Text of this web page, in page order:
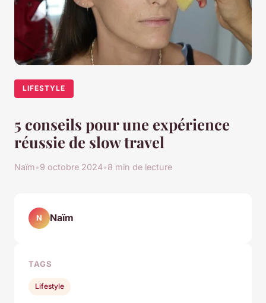
LIFESTYLE
5 conseils pour une expérience
réussie de slow travel
Naïm•9 octobre 2024•8 min de lecture
N Naïm
TAGS
Lifestyle